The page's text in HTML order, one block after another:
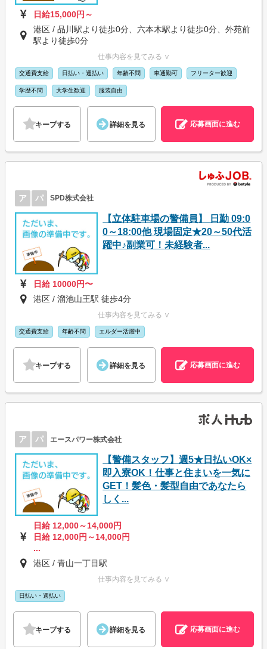
日給15,000円～
港区 / 品川駅より徒歩0分、六本木駅より徒歩0分、外苑前
駅より徒歩0分
仕事内容を見てみる ∨
交通費支給 日払い・週払い 年齢不問 車通勤可 フリーター歓迎
学歴不問 大学生歓迎 服装自由
キープする 詳細を見る 応募画面に進む
ア パ SPD株式会社
【立体駐車場の警備員】 日勤 09:0
0～18:00他 現場固定★20～50代活
躍中♪副業可！未経験者...
日給 10000円〜
港区 / 溜池山王駅 徒歩4分
仕事内容を見てみる ∨
交通費支給 年齢不問 エルダー活躍中
キープする 詳細を見る 応募画面に進む
ア パ エースパワー株式会社
【警備スタッフ】週5★日払いOK×
即入寮OK！仕事と住まいを一気に
GET！髪色・髪型自由であなたら
しく...
日給 12,000～14,000円
日給 12,000円～14,000円
...
港区 / 青山一丁目駅
仕事内容を見てみる ∨
日払い・週払い
キープする 詳細を見る 応募画面に進む